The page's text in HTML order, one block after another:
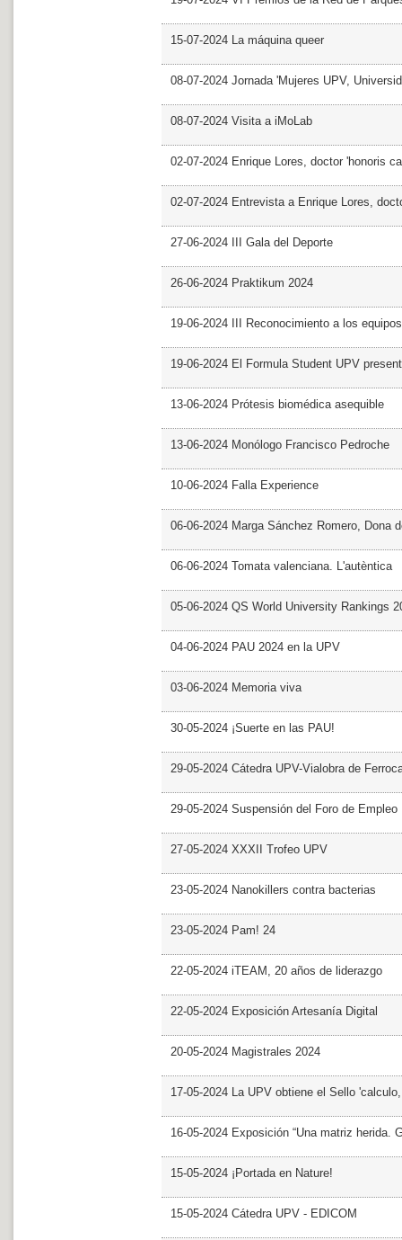
15-07-2024 La máquina queer
08-07-2024 Jornada 'Mujeres UPV,
08-07-2024 Visita a iMoLab
02-07-2024 Enrique Lores, doctor 'honoris
02-07-2024 Entrevista a Enrique Lores,
27-06-2024 III Gala del Deporte
26-06-2024 Praktikum 2024
19-06-2024 III Reconocimiento a los
19-06-2024 El Formula Student UPV
13-06-2024 Prótesis biomédica asequible
13-06-2024 Monólogo Francisco Pedroche
10-06-2024 Falla Experience
06-06-2024 Marga Sánchez Romero, Dona
06-06-2024 Tomata valenciana. L'autèntica
05-06-2024 QS World University Rankings
04-06-2024 PAU 2024 en la UPV
03-06-2024 Memoria viva
30-05-2024 ¡Suerte en las PAU!
29-05-2024 Cátedra UPV-Vialobra de
29-05-2024 Suspensión del Foro de Empleo
27-05-2024 XXXII Trofeo UPV
23-05-2024 Nanokillers contra bacterias
23-05-2024 Pam! 24
22-05-2024 iTEAM, 20 años de liderazgo
22-05-2024 Exposición Artesanía Digital
20-05-2024 Magistrales 2024
17-05-2024 La UPV obtiene el Sello
16-05-2024 Exposición “Una matriz herida.
15-05-2024 ¡Portada en Nature!
15-05-2024 Cátedra UPV - EDICOM